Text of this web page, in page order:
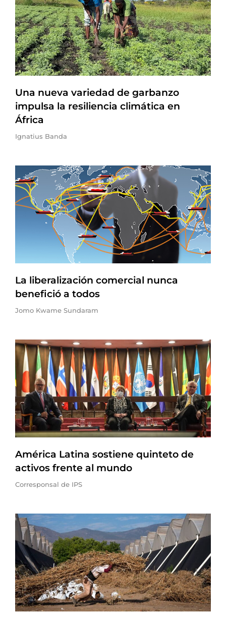
Una nueva variedad de garbanzo
impulsa la resiliencia climática en
África
Ignatius Banda
La liberalización comercial nunca
benefició a todos
Jomo Kwame Sundaram
América Latina sostiene quinteto de
activos frente al mundo
Corresponsal de IPS